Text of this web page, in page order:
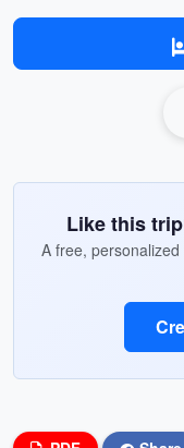
Like this
A free,